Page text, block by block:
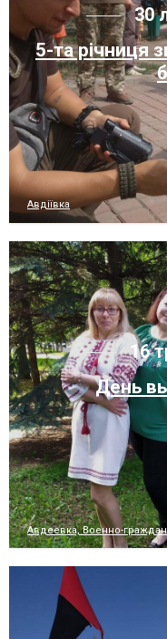
30
5-та річниця
Авдіївка
16
День
Авдеевка, Военно-